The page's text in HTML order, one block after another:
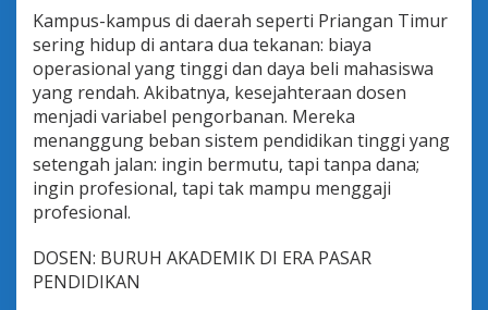
Kampus-kampus di daerah seperti Priangan Timur
sering hidup di antara dua tekanan: biaya
operasional yang tinggi dan daya beli mahasiswa
yang rendah. Akibatnya, kesejahteraan dosen
menjadi variabel pengorbanan. Mereka
menanggung beban sistem pendidikan tinggi yang
setengah jalan: ingin bermutu, tapi tanpa dana;
ingin profesional, tapi tak mampu menggaji
profesional.
DOSEN: BURUH AKADEMIK DI ERA PASAR
PENDIDIKAN